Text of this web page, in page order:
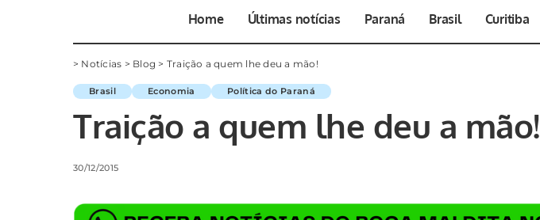
Home Últimas notícias Paraná Brasil Curitiba
> Notícias > Blog > Traição a quem lhe deu a mão!
Brasil Economia Política do Paraná
Traição a quem lhe deu a mão!
30/12/2015